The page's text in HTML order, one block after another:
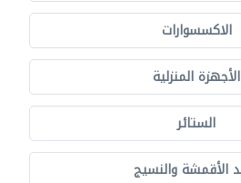
الاكسسوارات
الأجهزة المنزلية
الستائر
الأقمشة والنسيج